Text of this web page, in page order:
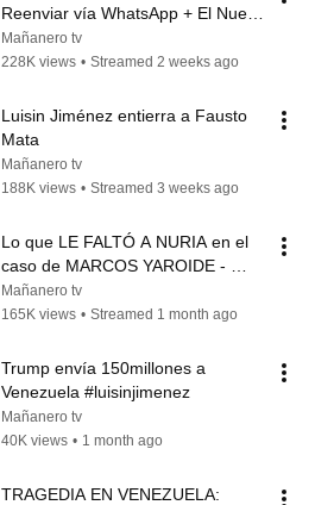
Reenviar vía WhatsApp + El Nuevo
Código Penal - Luisin Jiménez
PODCAST
Mañanero tv
228K views • Streamed 2 weeks ago
Luisin Jiménez entierra a Fausto
Mata
Mañanero tv
188K views • Streamed 3 weeks ago
Lo que LE FALTÓ A NURIA en el
caso de MARCOS YAROIDE -
Mensaja a María Corinas - Luisin
Jiménez
Mañanero tv
165K views • Streamed 1 month ago
Trump envía 150millones a
Venezuela #luisinjimenez
Mañanero tv
40K views • 1 month ago
TRAGEDIA EN VENEZUELA: